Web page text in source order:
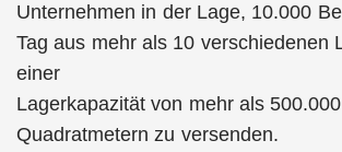
Unternehmen in der Lage, 10.000
Tag aus mehr als 10 verschiedenen
einer
Lagerkapazität von mehr als 500.000
Quadratmetern zu versenden.